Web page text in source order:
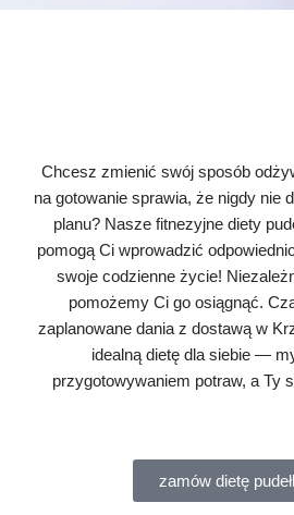
Chcesz zmienić swój sposób
na gotowanie sprawia, że nigdy nie
planu? Nasze fitnezyjne diety
pomogą Ci wprowadzić
swoje codzienne życie!
pomożemy Ci go osiągnąć.
zaplanowane dania z dostawą w
idealną dietę dla siebie —
przygotowywaniem potraw, a Ty
zamów dietę